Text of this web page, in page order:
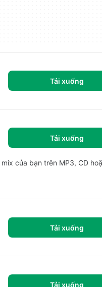
Tải xuống
Tải xuống
của bạn trên MP3, CD
Tải xuống
Tải xuống